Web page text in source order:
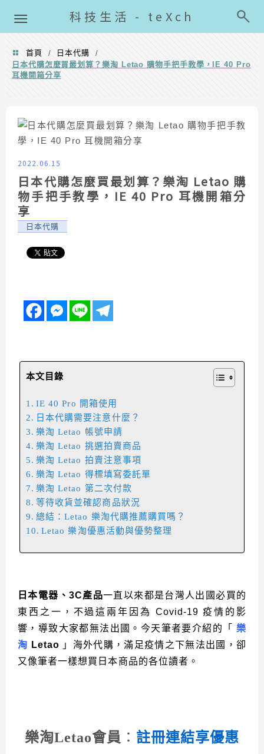
科技生活 - teXch
首頁 / 日本代購
/
日本代購怎麼買最划算？樂淘 Letao 購物手把手教學，IE 40 Pro
耳機開箱分享
2022.06.15
日本代購怎麼買最划算？樂淘 Letao 購
物手把手教學，IE 40 Pro 耳機開箱分
享
日本代購
本文目錄
IE 40 Pro 開箱使用
日本代購需要注意什麼？
樂淘 Letao 帳號申請
樂淘 Letao 挑選拍賣商品
樂淘 Letao 拍賣注意事項
樂淘 Letao 得標填寫委託單
樂淘 Letao 第二次付款
等待收貨並確認商品狀況
總結：Letao 樂淘代購推薦購買嗎？
Letao 樂淘優惠活動與優勢整理
日本電器、 3C產品一直以來都是台灣人出國必買的
東西之一，不過這兩年因為
Covid-19疫情的影
響，導致大家都無法出國。今天筆者要介紹的「
樂
淘 Letao 」海外代購，滿足疫情之下無法出國，卻
又像筆者一樣想買日本商品的各位讀者。
樂淘Letao會員 ： 註冊連結享優惠